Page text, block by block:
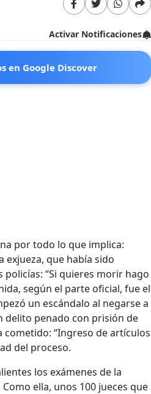
Activar Notificaciones
en Google Discover
por todo lo que implica:
que había sido
“Si quieres morir hago
según el parte oficial, fue el
un escándalo al negarse a
delito penado con prisión de
“Ingreso de artículos
del proceso.
los exámenes de la
ella, unos 100 jueces que